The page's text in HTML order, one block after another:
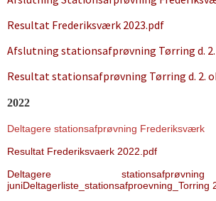
Resultat Frederiksværk 2023.pdf
Afslutning stationsafprøvning Tørring d.
Resultat stationsafprøvning Tørring d. 2.
2022
Deltagere stationsafprøvning Frederiksværk
Resultat Frederiksvaerk 2022.pdf
Deltagere
juniDeltagerliste_stationsafproevning_Torring